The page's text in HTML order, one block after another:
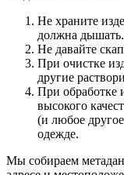
Не храните
должна дышать.
Не давайте
При очистке
другие
При обработке
высокого
(и любое
одежде.
Мы собираем